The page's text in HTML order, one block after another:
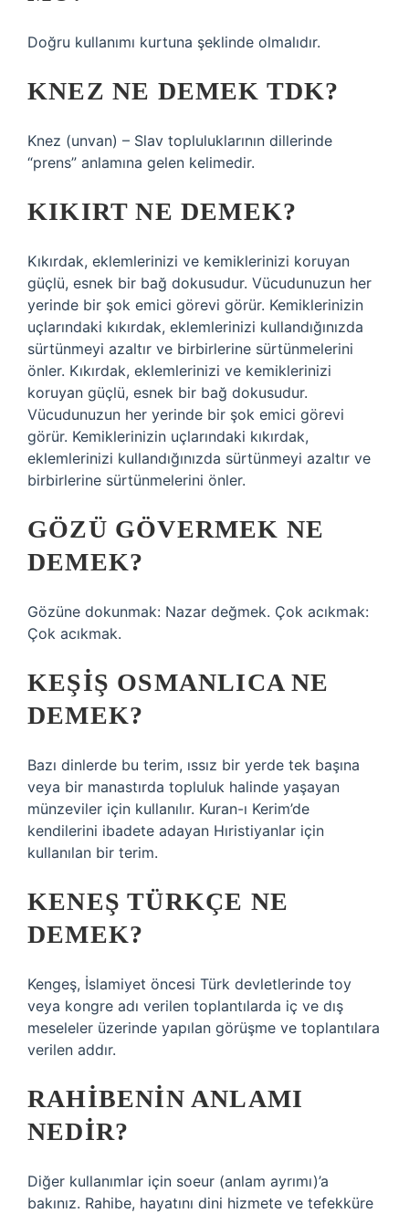
Doğru kullanımı kurtuna şeklinde olmalıdır.
KNEZ NE DEMEK TDK?
Knez (unvan) – Slav topluluklarının dillerinde
“prens” anlamına gelen kelimedir.
KIKIRT NE DEMEK?
Kıkırdak, eklemlerinizi ve kemiklerinizi koruyan
güçlü, esnek bir bağ dokusudur. Vücudunuzun her
yerinde bir şok emici görevi görür. Kemiklerinizin
uçlarındaki kıkırdak, eklemlerinizi kullandığınızda
sürtünmeyi azaltır ve birbirlerine sürtünmelerini
önler. Kıkırdak, eklemlerinizi ve kemiklerinizi
koruyan güçlü, esnek bir bağ dokusudur.
Vücudunuzun her yerinde bir şok emici görevi
görür. Kemiklerinizin uçlarındaki kıkırdak,
eklemlerinizi kullandığınızda sürtünmeyi azaltır ve
birbirlerine sürtünmelerini önler.
GÖZÜ GÖVERMEK NE
DEMEK?
Gözüne dokunmak: Nazar değmek. Çok acıkmak:
Çok acıkmak.
KEŞIŞ OSMANLICA NE
DEMEK?
Bazı dinlerde bu terim, ıssız bir yerde tek başına
veya bir manastırda topluluk halinde yaşayan
münzeviler için kullanılır. Kuran-ı Kerim’de
kendilerini ibadete adayan Hıristiyanlar için
kullanılan bir terim.
KENEŞ TÜRKÇE NE
DEMEK?
Kengeş, İslamiyet öncesi Türk devletlerinde toy
veya kongre adı verilen toplantılarda iç ve dış
meseleler üzerinde yapılan görüşme ve toplantılara
verilen addır.
RAHIBENIN ANLAMI
NEDIR?
Diğer kullanımlar için soeur (anlam ayrımı)’a
bakınız. Rahibe, hayatını dini hizmete ve tefekküre